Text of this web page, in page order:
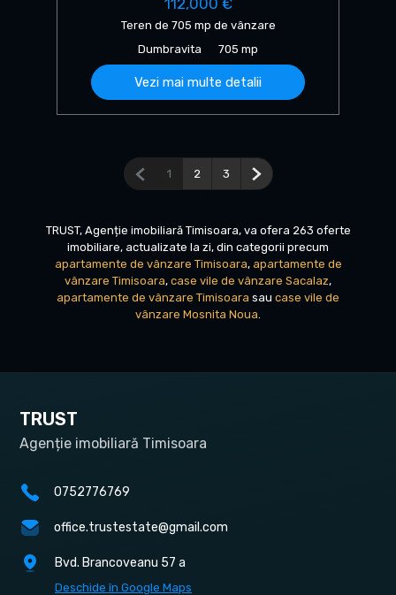
Teren de 705 mp de vânzare
Dumbravita
705 mp
Vezi mai multe detalii
Pagina anterioară
1 2 3 Pagina următoare
TRUST, Agenție imobiliară Timisoara, va ofera 263 oferte
imobiliare, actualizate la zi, din categorii precum
apartamente de vânzare Timisoara, apartamente de
vânzare Timisoara, case vile de vânzare Sacalaz,
apartamente de vânzare Timisoara sau case vile de
vânzare Mosnita Noua
TRUST
Agenție imobiliară Timisoara
0752776769
office.trustestate@gmail.com
Bvd. Brancoveanu 57 a
Deschide în Google Maps